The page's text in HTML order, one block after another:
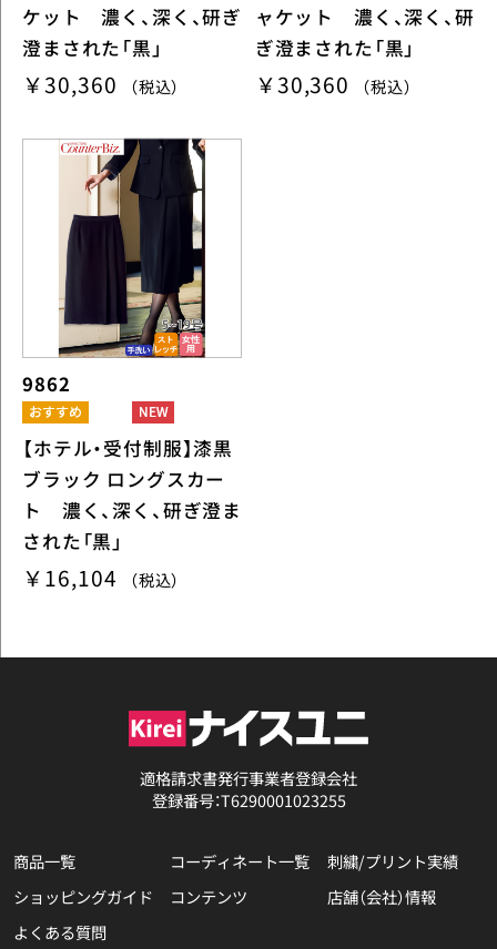
ケット 濃く、深く、研ぎ
澄まされた「黒」
￥30,360 （税込）
ャケット 濃く、深く、研
ぎ澄まされた「黒」
￥30,360 （税込）
9862
【ホテル・受付制服】漆黒
ブラック ロングスカー
ト 濃く、深く、研ぎ澄ま
された「黒」
￥16,104 （税込）
適格請求書発行事業者登録会社
登録番号：T6290001023255
商品一覧 コーディネート一覧
刺繍/プリント実績
ショッピングガイド
コンテンツ
店舗（会社）情報
よくある質問